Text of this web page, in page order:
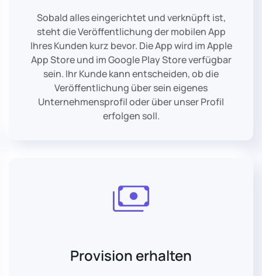
Sobald alles eingerichtet und verknüpft ist,
steht die Veröffentlichung der mobilen App
Ihres Kunden kurz bevor. Die App wird im Apple
App Store und im Google Play Store verfügbar
sein. Ihr Kunde kann entscheiden, ob die
Veröffentlichung über sein eigenes
Unternehmensprofil oder über unser Profil
erfolgen soll.
Provision erhalten